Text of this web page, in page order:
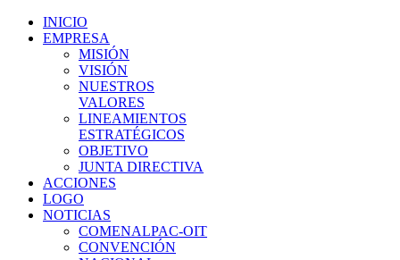
INICIO
EMPRESA
MISIÓN
VISIÓN
NUESTROS
VALORES
LINEAMIENTOS
ESTRATÉGICOS
OBJETIVO
JUNTA DIRECTIVA
ACCIONES
LOGO
NOTICIAS
COMENALPAC-OIT
CONVENCIÓN